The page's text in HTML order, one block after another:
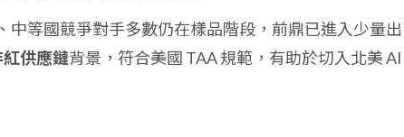
中等國競爭對手多數仍在樣品階段，前鼎已進入少量出
供應鏈背景，符合美國 TAA 規範，有助於切入北美